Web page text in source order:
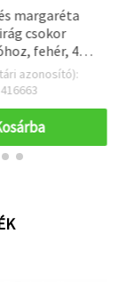
margaréta
csokor
fehér, 420
– 10 ág
azonosító):
416663